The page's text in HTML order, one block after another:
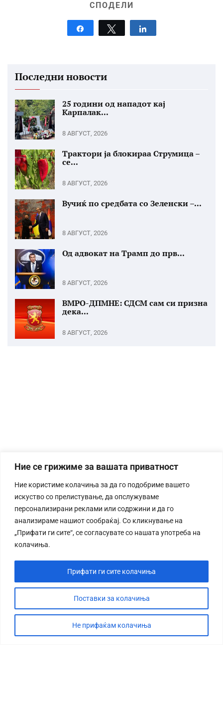
Ние се грижиме за вашата приватност
Ние користиме колачиња за да го подобриме вашето
искуство со прелистување, да опслужуваме
персонализирани реклами или содржини и да го
анализираме нашиот сообраќај. Со кликнување на
„Прифати ги сите“, се согласувате со нашата употреба на
колачиња.
Поставки за колачиња
Не прифаќам колачиња
Прифати ги сите колачиња
СПОДЕЛИ
Tweet
Последни новости
25 години од нападот кај
Карпалак...
8 АВГУСТ, 2026
Трактори ја блокираа Струмица –
се...
8 АВГУСТ, 2026
Вучиќ по средбата со Зеленски –...
8 АВГУСТ, 2026
Од адвокат на Трамп до прв...
8 АВГУСТ, 2026
ВМРО-ДПМНЕ: СДСМ сам си призна
дека...
8 АВГУСТ, 2026